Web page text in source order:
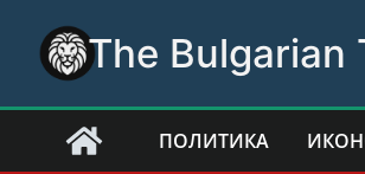
content
The Bulgarian
ПОЛИТИКА